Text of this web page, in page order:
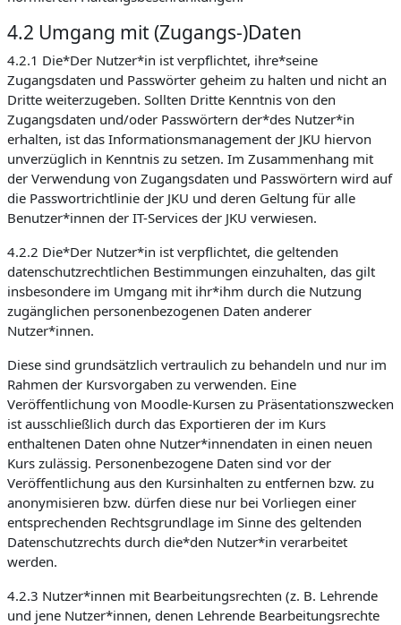
4.2 Umgang mit (Zugangs-)Daten
4.2.1 Die*Der Nutzer*in ist verpflichtet, ihre*seine
Zugangsdaten und Passwörter geheim zu halten und nicht an
Dritte weiterzugeben. Sollten Dritte Kenntnis von den
Zugangsdaten und/oder Passwörtern der*des Nutzer*in
erhalten, ist das Informationsmanagement der JKU hiervon
unverzüglich in Kenntnis zu setzen. Im Zusammenhang mit
der Verwendung von Zugangsdaten und Passwörtern wird auf
die Passwortrichtlinie der JKU und deren Geltung für alle
Benutzer*innen der IT-Services der JKU verwiesen.
4.2.2 Die*Der Nutzer*in ist verpflichtet, die geltenden
datenschutzrechtlichen Bestimmungen einzuhalten, das gilt
insbesondere im Umgang mit ihr*ihm durch die Nutzung
zugänglichen personenbezogenen Daten anderer
Nutzer*innen.
Diese sind grundsätzlich vertraulich zu behandeln und nur im
Rahmen der Kursvorgaben zu verwenden. Eine
Veröffentlichung von Moodle-Kursen zu Präsentationszwecken
ist ausschließlich durch das Exportieren der im Kurs
enthaltenen Daten ohne Nutzer*innendaten in einen neuen
Kurs zulässig. Personenbezogene Daten sind vor der
Veröffentlichung aus den Kursinhalten zu entfernen bzw. zu
anonymisieren bzw. dürfen diese nur bei Vorliegen einer
entsprechenden Rechtsgrundlage im Sinne des geltenden
Datenschutzrechts durch die*den Nutzer*in verarbeitet
werden.
4.2.3 Nutzer*innen mit Bearbeitungsrechten (z. B. Lehrende
und jene Nutzer*innen, denen Lehrende Bearbeitungsrechte